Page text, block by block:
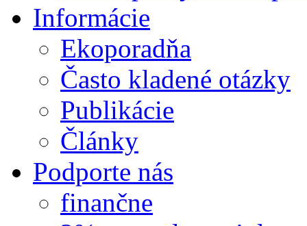
Informácie
Ekoporadňa
Často kladené otázky
Publikácie
Články
Podporte nás
finančne